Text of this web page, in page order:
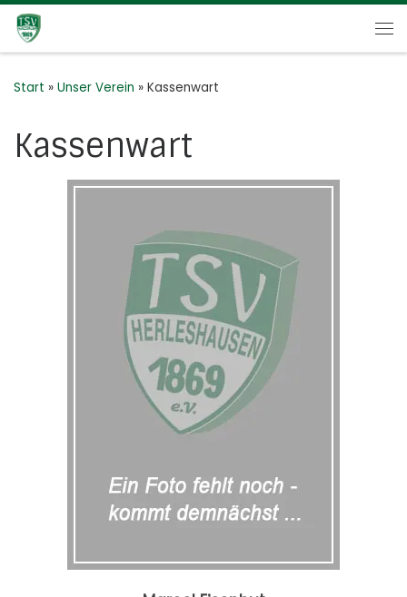
Zum Inhalt springen
Start » Unser Verein » Kassenwart
Kassenwart